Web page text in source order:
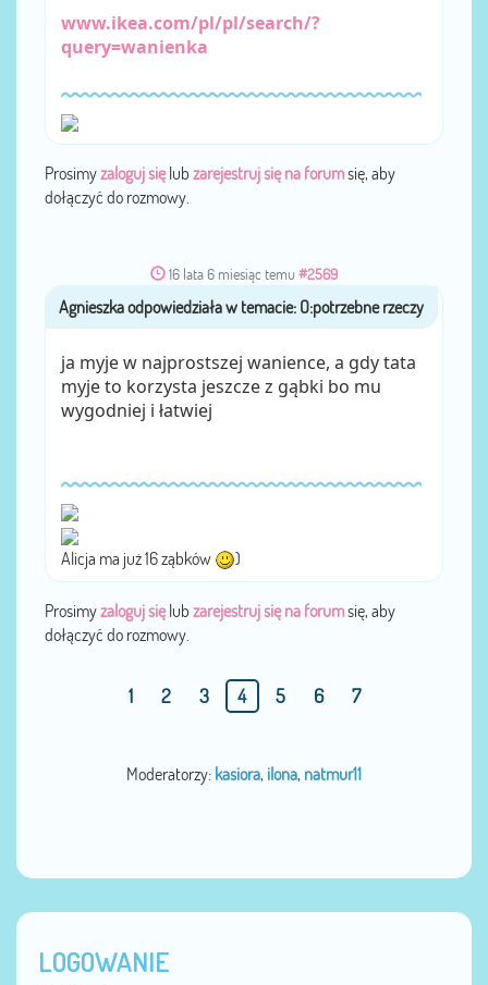
www.ikea.com/pl/pl/search/?
query=wanienka
Prosimyzaloguj sięlub zarejestruj się na forumsię, aby
dołączyć do rozmowy.
16 lata 6 miesiąc temu #2569
przezAgnieszka
ja myje w najprostszej wanience, a gdy tata
myje to korzysta jeszcze z gąbki bo mu
wygodniej i łatwiej
Alicja ma już 16 ząbków )
Prosimyzaloguj sięlub zarejestruj się na forumsię, aby
dołączyć do rozmowy.
1 2 3 4 5 6 7
Moderatorzy: kasiora, ilona, natmur11
LOGOWANIE